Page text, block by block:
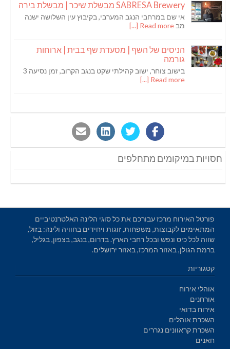
SABRESA Brewery מבשלת שיכר | מבשלת בירה
אי שם במרחבי הנגב המערבי, בקיבוץ עין השלושה ישנה
מב Read more [...]
הניסים של השף | מסעדת שף בבית | ארוחות
גורמה
בישוב צוחר, ישוב קהילתי שקט בנגב הקרוב, זמן נסיעה 3
Read more [...]
חסויות במיקומים מתחלפים
פורטל האירוח מרכז עבורכם את כל סוגי הלינה האלטרנטיביים
המתאימים לקבוצות, משפחות, זוגות ויחידים בחוויה ולינה: בזול,
שווה לכל כיס ונפש ובכל רחבי הארץ. בדרום, בנגב, בצפון, בגליל,
ברמת הגולן, באזור המרכז, באזור ירושלים.
קטגוריות
אוהלי אירוח
אורחנים
אירוח בדואי
השכרת אוהלים
השכרת קראוונים נגררים
חאנים